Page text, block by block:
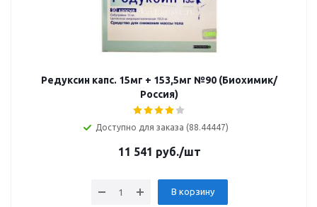
Редуксин капс. 15мг + 153,5мг №90 (Биохимик/
Россия)
Доступно для заказа (88.44447)
11 541 руб./шт
В корзину